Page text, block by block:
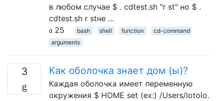
в любом случае $ . cdtest.sh "r st" но $ .
cdtest.sh r stне …
25
bash shell function
cd-command
arguments
3 Как оболочка знает дом (ы)?
Каждая оболочка имеет переменную
окружения $ HOME set (ex:) /Users/lotolo.